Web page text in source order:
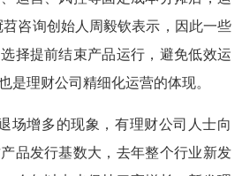
咨询创始人周毅钦表示，因此一些
择提前结束产品运行，避免低效运
是理财公司精细化运营的体现。
场增多的现象，有理财公司人士向
品发行基数大，去年整个行业新发